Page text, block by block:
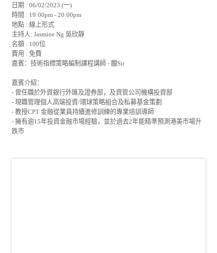
日期 : 06/02/2023 (一)
時間 : 19:00pm - 20:00pm
地點 : 線上形式
主持人: Jasmine Ng 吳欣靜
名額 : 100位
費用 : 免費
嘉賓：技術指標策略編制課程講師 - 臘Sir
嘉賓介紹：
- 曾任職於外資銀行外匯及證券部，及資管公司機構投資部
- 現職管理個人高端投資/環球策略組合及私募基金策劃
- 教授CPT 金融從業員持續進修訓練的專業培訓導師
- 擁有逾15年投資金融市場經驗，並於過去2年能精準預測港美市場升
跌市